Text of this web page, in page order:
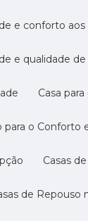
e conforto
e qualidade de
Casa
para o Conforto
Casas
de